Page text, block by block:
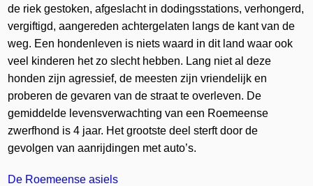
de riek gestoken, afgeslacht in dodingsstations, verhongerd,
vergiftigd, aangereden achtergelaten langs de kant van de
weg. Een hondenleven is niets waard in dit land waar ook
veel kinderen het zo slecht hebben. Lang niet al deze
honden zijn agressief, de meesten zijn vriendelijk en
proberen de gevaren van de straat te overleven. De
gemiddelde levensverwachting van een Roemeense
zwerfhond is 4 jaar. Het grootste deel sterft door de
gevolgen van aanrijdingen met auto’s.
De Roemeense asiels